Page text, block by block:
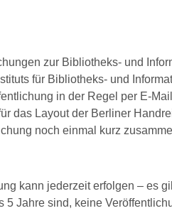
zur Bibliotheks- und
für Bibliotheks- und
in der Regel per E-
das Layout der Berliner
noch einmal kurz
kann jederzeit erfolgen – es
Jahre sind, keine